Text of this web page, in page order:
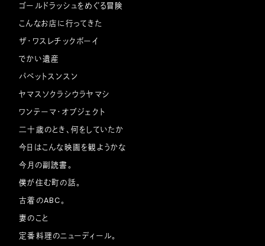
ゴールドラッシュをめぐる冒険
こんなお店に行ってきた
ザ・ワスレチックボーイ
でかい遺産
パペットスンスン
ヤマスソクラシウラヤマシ
ワンテーマ・オブジェクト
二十歳のとき、何をしていたか
今日はこんな映画を観ようかな
今月の副読書。
僕が住む町の話。
古着のABC。
妻のこと
定番料理のニューディール。